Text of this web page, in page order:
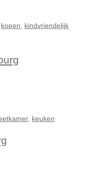
kopen kindvriendelijk
, keuken